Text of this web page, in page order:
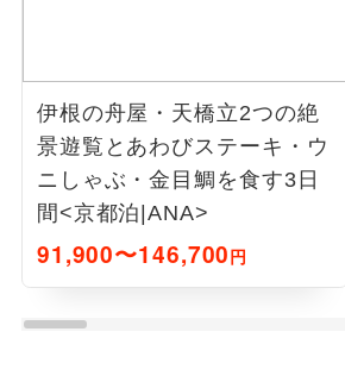
伊根の舟屋・天橋立2つの絶
景遊覧とあわびステーキ・ウ
ニしゃぶ・金目鯛を食す3日
間<京都泊|ANA>
91,900〜146,700円